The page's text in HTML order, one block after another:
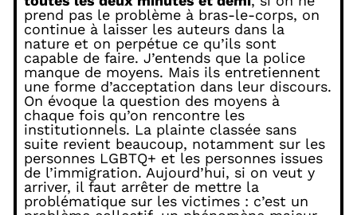
prend pas le problème à bras-le-corps, on
continue à laisser les auteurs dans la
nature et on perpétue ce qu’ils sont
capable de faire. J’entends que la police
manque de moyens. Mais ils entretiennent
une forme d’acceptation dans leur discours.
On évoque la question des moyens à
chaque fois qu’on rencontre les
institutionnels. La plainte classée sans
suite revient beaucoup, notamment sur les
personnes LGBTQ+ et les personnes issues
de l’immigration. Aujourd’hui, si on veut y
arriver, il faut arrêter de mettre la
problématique sur les victimes : c’est un